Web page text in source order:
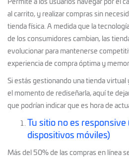
Permite a los usuarios navegar por el
al carrito, y realizar compras sin
tienda física. A medida que la
de los consumidores cambian, las
evolucionar para mantenerse
experiencia de compra óptima y
Si estás gestionando una tienda virtual
el momento de rediseñarla, aquí te
que podrían indicar que es hora de
Tu sitio no es
dispositivos móviles)
Más del 50% de las compras en línea